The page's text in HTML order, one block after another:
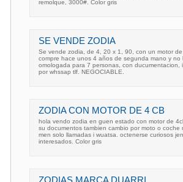
remolque, 3000#. Color gris
SE VENDE ZODIA
Se vende zodia, de 4, 20 x 1, 90, con un motor
compre hace unos 4 años de segunda mano y no
omologada para 7 personas, con ducumentacion,
por whssap tlf. NEGOCIABLE.
ZODIA CON MOTOR DE 4 CB
hola vendo zodia en guen estado con motor de
su documentos tambien cambio por moto o coche
men solo llamadas i wuatsa. octenerse curiosos
interesados. Color gris